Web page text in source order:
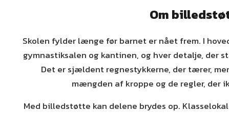
Om
Skolen fylder længe før barnet er nået frem. I
gymnastiksalen og kantinen, og hver detalje, der
Det er sjældent regnestykkerne, der tærer,
mængden af kroppe og de regler, der
Med billedstøtte kan delene brydes op.